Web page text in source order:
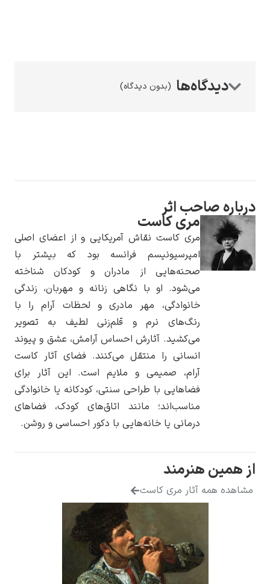
پیر آگوست رنوآر
(بدون دیدگاه)
اثر
مری کاست
مری کاست نقاش آمریکایی و از اعضای اصلی
امپرسیونیسم فرانسه بود که بیشتر با
صحنه‌هایی از مادران و کودکان شناخته
می‌شود. او با نگاهی زنانه و مهربان، زندگی
خانوادگی، مهر مادری و لحظات آرام را با
رنگ‌های نرم و قلم‌زنی لطیف به تصویر
می‌کشید. آثارش احساس آرامش، عشق و پیوند
انسانی را منتقل می‌کنند. فضای آثار کاست
آرام، صمیمی و ملایم است. این آثار برای
فضاهایی با طراحی سنتی، کودکانه یا خانوادگی
مناسب‌اند؛ مانند اتاق‌های کودک، فضاهای
درمانی یا خانه‌هایی با دکور احساسی و روشن.
هنرمند
آثار مری کاست